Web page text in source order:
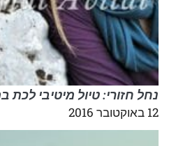
נחל חזורי: טיול מיטיבי לכת
12 באוקטובר 2016